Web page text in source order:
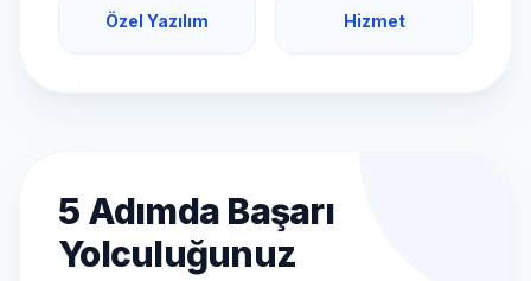
Özel Yazılım Hizmet
5 Adımda Başarı
Yolculuğunuz